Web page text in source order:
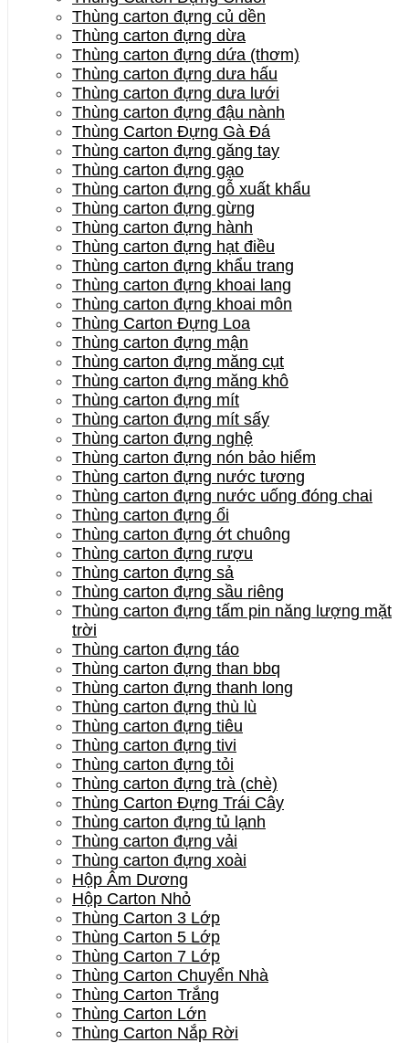
Thùng carton đựng củ dền
Thùng carton đựng dừa
Thùng carton đựng dứa (thơm)
Thùng carton đựng dưa hấu
Thùng carton đựng dưa lưới
Thùng carton đựng đậu nành
Thùng Carton Đựng Gà Đá
Thùng carton đựng găng tay
Thùng carton đựng gạo
Thùng carton đựng gỗ xuất khẩu
Thùng carton đựng gừng
Thùng carton đựng hành
Thùng carton đựng hạt điều
Thùng carton đựng khẩu trang
Thùng carton đựng khoai lang
Thùng carton đựng khoai môn
Thùng Carton Đựng Loa
Thùng carton đựng mận
Thùng carton đựng măng cụt
Thùng carton đựng măng khô
Thùng carton đựng mít
Thùng carton đựng mít sấy
Thùng carton đựng nghệ
Thùng carton đựng nón bảo hiểm
Thùng carton đựng nước tương
Thùng carton đựng nước uống đóng chai
Thùng carton đựng ổi
Thùng carton đựng ớt chuông
Thùng carton đựng rượu
Thùng carton đựng sả
Thùng carton đựng sầu riêng
Thùng carton đựng tấm pin năng lượng mặt
trời
Thùng carton đựng táo
Thùng carton đựng than bbq
Thùng carton đựng thanh long
Thùng carton đựng thù lù
Thùng carton đựng tiêu
Thùng carton đựng tivi
Thùng carton đựng tỏi
Thùng carton đựng trà (chè)
Thùng Carton Đựng Trái Cây
Thùng carton đựng tủ lạnh
Thùng carton đựng vải
Thùng carton đựng xoài
Hộp Âm Dương
Hộp Carton Nhỏ
Thùng Carton 3 Lớp
Thùng Carton 5 Lớp
Thùng Carton 7 Lớp
Thùng Carton Chuyển Nhà
Thùng Carton Trắng
Thùng Carton Lớn
Thùng Carton Nắp Rời